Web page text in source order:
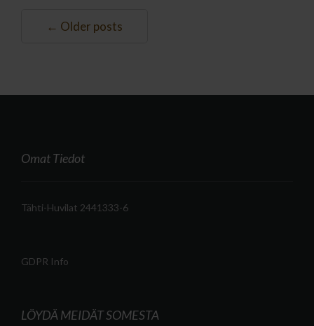
← Older posts
Omat Tiedot
Tähti-Huvilat 2441333-6
GDPR Info
LÖYDÄ MEIDÄT SOMESTA